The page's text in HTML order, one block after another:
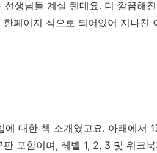
선생님들 계실 텐데요. 더 깔끔해
페이지 식으로 되어있어 지나친
에 대한 책 소개였고요. 아래에서
포함이며, 레벨 1, 2, 3 및 워크